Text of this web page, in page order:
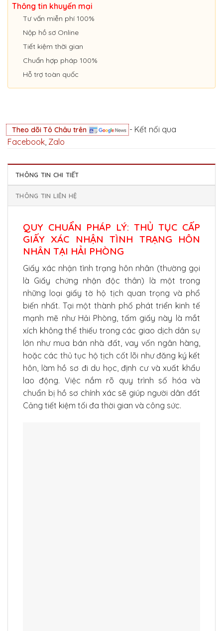
Thông tin khuyến mại
Tư vấn miễn phí 100%
Nộp hồ sơ Online
Tiết kiệm thời gian
Chuẩn hợp pháp 100%
Hỗ trợ toàn quốc
Theo dõi Tô Châu trên
- Kết nối qua
Facebook, Zalo
THÔNG TIN CHI TIẾT
THÔNG TIN LIÊN HỆ
QUY CHUẨN PHÁP LÝ: THỦ TỤC CẤP
GIẤY XÁC NHẬN TÌNH TRẠNG HÔN
NHÂN TẠI HẢI PHÒNG
Giấy xác nhận tình trạng hôn nhân (thường gọi
là Giấy chứng nhận độc thân) là một trong
những loại giấy tờ hộ tịch quan trọng và phổ
biến nhất. Tại một thành phố phát triển kinh tế
mạnh mẽ như Hải Phòng, tấm giấy này là mắt
xích không thể thiếu trong các giao dịch dân sự
lớn như mua bán nhà đất, vay vốn ngân hàng,
hoặc các thủ tục hộ tịch cốt lõi như đăng ký kết
hôn, làm hồ sơ đi du học, định cư và xuất khẩu
lao động. Việc nắm rõ quy trình số hóa và
chuẩn bị hồ sơ chính xác sẽ giúp người dân đất
Cảng tiết kiệm tối đa thời gian và công sức.